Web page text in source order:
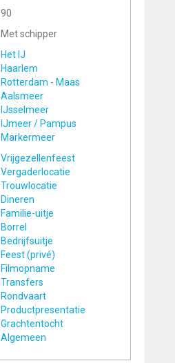
90
Met schipper
Het IJ
Haarlem
Rotterdam - Maas
Aalsmeer
IJsselmeer
IJmeer / Pampus
Markermeer
Vrijgezellenfeest
Vergaderlocatie
Trouwlocatie
Dineren
Familie-uitje
Borrel
Bedrijfsuitje
Feest (privé)
Filmopname
Transfers
Rondvaart
Productpresentatie
Grachtentocht
Algemeen